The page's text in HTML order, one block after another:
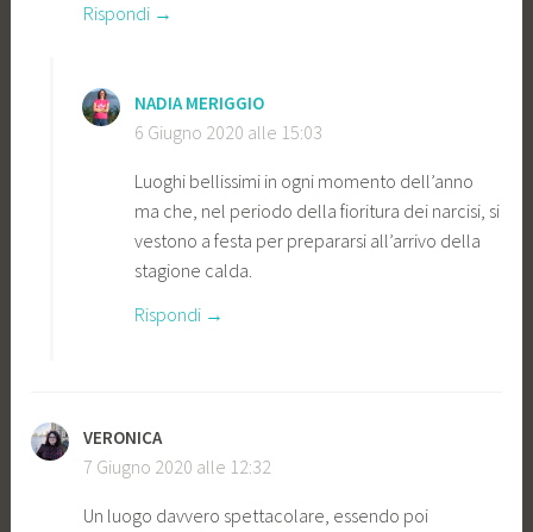
Rispondi
NADIA MERIGGIO
6 Giugno 2020 alle 15:03
Luoghi bellissimi in ogni momento dell’anno
ma che, nel periodo della fioritura dei narcisi, si
vestono a festa per prepararsi all’arrivo della
stagione calda.
Rispondi
VERONICA
7 Giugno 2020 alle 12:32
Un luogo davvero spettacolare, essendo poi